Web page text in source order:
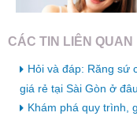
CÁC TIN LIÊN QUAN
Hỏi và đáp: Răng sứ
giá rẻ tại Sài Gòn ở
Khám phá quy trình,